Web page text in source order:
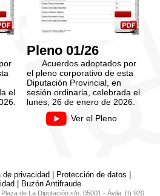
el
Pleno 01/26
Acuerdos adoptados por
el pleno corporativo de esta
Diputación Provincial, en
sesión ordinaria, celebrada el
lunes, 26 de enero de 2026.
Ver el Pleno
de privacidad Protección de datos
Buzón Antifraude
de La Diputación s/n. 05001 - Ávila. (t) 920